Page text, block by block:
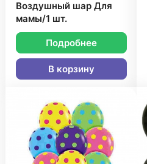
Воздушный шар Для
мамы/1 шт.
Подробнее
В корзину